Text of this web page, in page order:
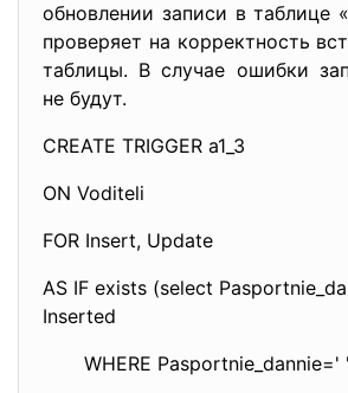
обновлении записи в таблице
проверяет на корректность
таблицы. В случае ошибки
не будут.
CREATE TRIGGER a1_3
ON Voditeli
FOR Insert, Update
AS IF exists (select
Inserted
WHERE Pasportnie_dannie='